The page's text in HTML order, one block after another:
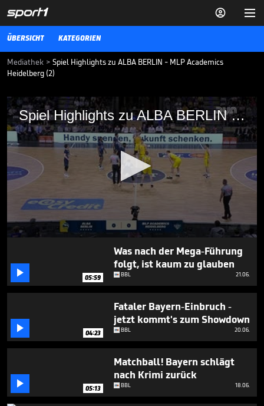


ÜBERSICHT KATEGORIEN
Mediathek > Spiel Highlights zu ALBA BERLIN - MLP Academics
Heidelberg (2)
Spiel Highlights zu ALBA BERLIN - MLP Academics Heidelberg (2)
minutes,
14
Spiel Highlights zu ALBA BERLIN - MLP
Academics Heidelberg (2)
Spiel Highlights zu ALBA BERLIN - MLP Academics Heidelberg (2)
01.05.24
00:42
"Wegweisend": FC Bayern
plant großes Projekt
 05:59
Was nach der Mega-Führung
folgt, ist kaum zu glauben
BBL 21.06.
 04:23
Fataler Bayern-Einbruch -
jetzt kommt's zum Showdown
BBL 20.06.
 05:13
Matchball! Bayern schlägt
nach Krimi zurück
BBL 18.06.